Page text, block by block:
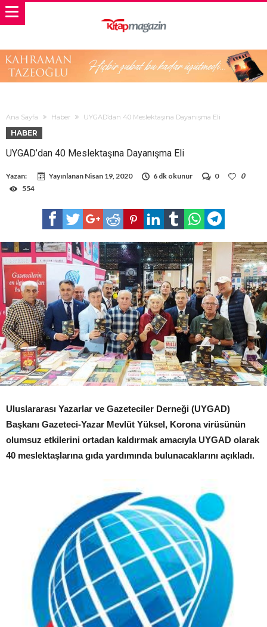
Ana Sayfa Haber UYGAD’dan 40 Meslektaşına Dayanışma Eli
HABER
UYGAD’dan 40 Meslektaşına Dayanışma Eli
Yazan: Yayınlanan Nisan 19, 2020 6 dk okunur 0
0
554
Uluslararası Yazarlar ve Gazeteciler Derneği (UYGAD)
Başkanı Gazeteci-Yazar Mevlüt Yüksel, Korona virüsünün
olumsuz etkilerini ortadan kaldırmak amacıyla UYGAD olarak
40 meslektaşlarına gıda yardımında bulunacaklarını açıkladı.